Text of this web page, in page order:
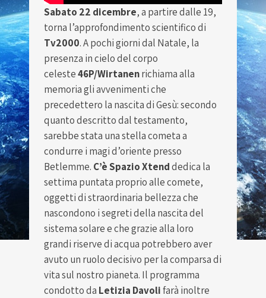
Sabato 22 dicembre, a partire dalle 19,
torna l’approfondimento scientifico di
Tv2000. A pochi giorni dal Natale, la
presenza in cielo del corpo
celeste46P/Wirtanenrichiama alla
memoria gli avvenimenti che
precedettero la nascita di Gesù: secondo
quanto descritto dal testamento,
sarebbe stata una stella cometa a
condurre i magi d’oriente presso
Betlemme. C’è Spazio Xtenddedica la
settima puntata proprio alle comete,
oggetti di straordinaria bellezza che
nascondono i segreti della nascita del
sistema solare e che grazie alla loro
grandi riserve di acqua potrebbero aver
avuto un ruolo decisivo per la comparsa di
vita sul nostro pianeta. Il programma
condotto da Letizia Davolifarà inoltre